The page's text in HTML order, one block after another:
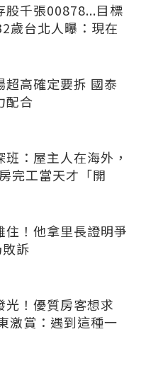
股千張00878...目標
歲台北人曝：現在
超高確定要拆 國泰
配合
：屋主人在海外，
完工當天才「開
住！他拿里長證明爭
訴
光！優質房客想求
激賞：遇到這種一